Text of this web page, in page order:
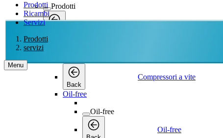
Prodotti
Ricambi
Servizi
Prodotti
servizi
Menu
Prodotti
Prodotti
Compressori a vite
Back
Compressori a vite
Oil-free
Oil-free
Oil-free